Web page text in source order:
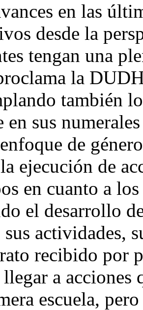
en las
desde la
tengan una
la
también
en sus
de
ejecución de
en cuanto a
el desarrollo
sus actividades,
recibido por
llegar a
escuela,